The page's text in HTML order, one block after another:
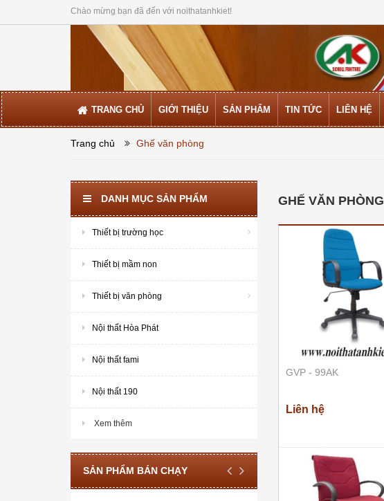
Chào mừng bạn đã đến với noithatanhkiet!
TRANG CHỦ GIỚI THIỆU SẢN PHẨM TIN TỨC LIÊN HỆ
Trang chủ Ghế văn phòng
DANH MỤC SẢN PHẨM
Thiết bị trường học
Thiết bị mầm non
Thiết bị văn phòng
Nội thất Hòa Phát
Nội thất fami
Nội thất 190
Xem thêm
SẢN PHẨM BÁN CHẠY
GHẾ VĂN PHÒNG
GVP - 99AK
Liên hệ